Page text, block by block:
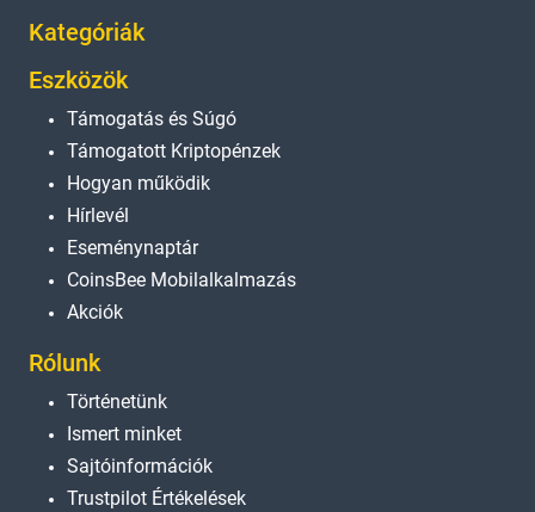
Kategóriák
Eszközök
Támogatás és Súgó
Támogatott Kriptopénzek
Hogyan működik
Hírlevél
Eseménynaptár
CoinsBee Mobilalkalmazás
Akciók
Rólunk
Történetünk
Ismert minket
Sajtóinformációk
Trustpilot Értékelések